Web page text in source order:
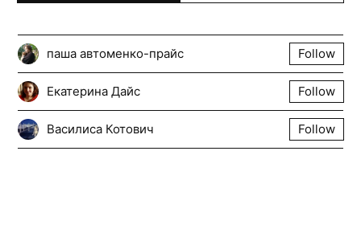
паша автоменко-прайс Follow
Екатерина Дайс Follow
Василиса Котович Follow